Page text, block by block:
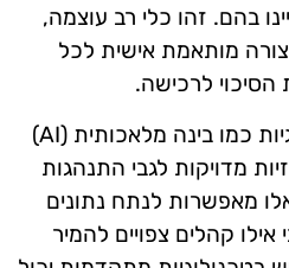
בהם. זהו כלי רב עוצמה,
מותאמת אישית לכל
לרכישה.
בנוסף, ניתן לשלב טכנולוגיות כמו בינה מלאכותית (AI)
מדויקות לגבי התנהגות
מאפשרות לנתח נתונים
אילו קהלים צפויים להמיר